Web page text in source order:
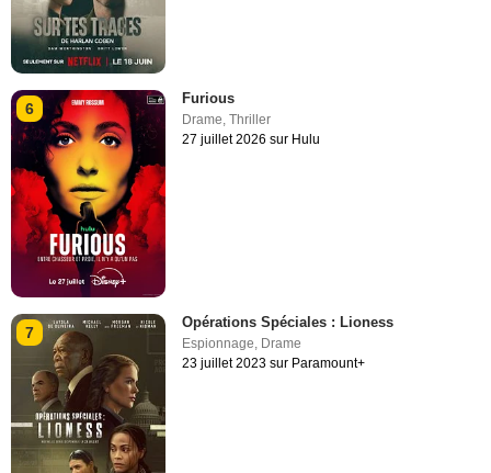
6
Furious
Drame,Thriller
27 juillet 2026 sur Hulu
7
Opérations Spéciales : Lioness
Espionnage Drame
23 juillet 2023 sur Paramount+